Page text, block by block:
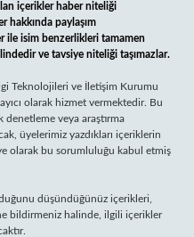
içerikler haber niteliği
hakkında paylaşım
ile isim benzerlikleri tamamen
ve tavsiye niteliği taşımazlar.
Teknolojileri ve İletişim Kurumu
olarak hizmet vermektedir. Bu
veya araştırma
üyelerimiz yazdıkları içeriklerin
olarak bu sorumluluğu kabul etmiş
düşündüğünüz içerikleri,
bildirmeniz halinde, ilgili içerikler